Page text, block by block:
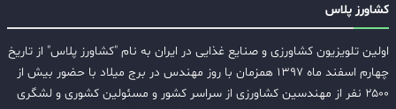
کشاورز پلاس
اولین تلویزیون کشاورزی و صنایع غذایی در ایران به نام "کشاورز پلاس" از تاریخ
چهارم اسفند ماه ۱۳۹۷ همزمان با روز مهندس در برج میلاد با حضور بیش از
۲۵۰۰ نفر از مهندسین کشاورزی از سراسر کشور و مسئولین کشوری و لشگری